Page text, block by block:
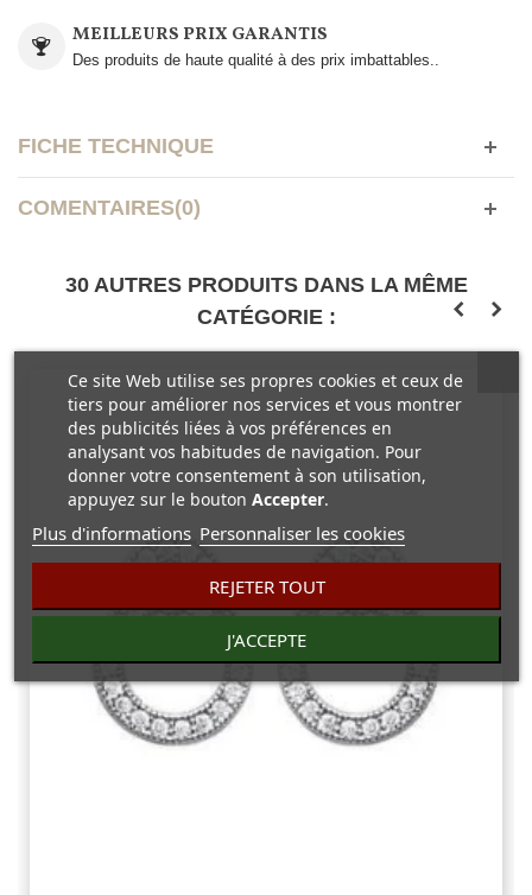
MEILLEURS PRIX GARANTIS
Des produits de haute qualité à des prix imbattables..
FICHE TECHNIQUE
COMENTAIRES(0)
30 AUTRES PRODUITS DANS LA MÊME
CATÉGORIE :
Ce site Web utilise ses propres cookies et ceux de
tiers pour améliorer nos services et vous montrer
des publicités liées à vos préférences en
analysant vos habitudes de navigation. Pour
donner votre consentement à son utilisation,
appuyez sur le bouton Accepter.
Plus d'informations Personnaliser les cookies
REJETER TOUT
J'ACCEPTE